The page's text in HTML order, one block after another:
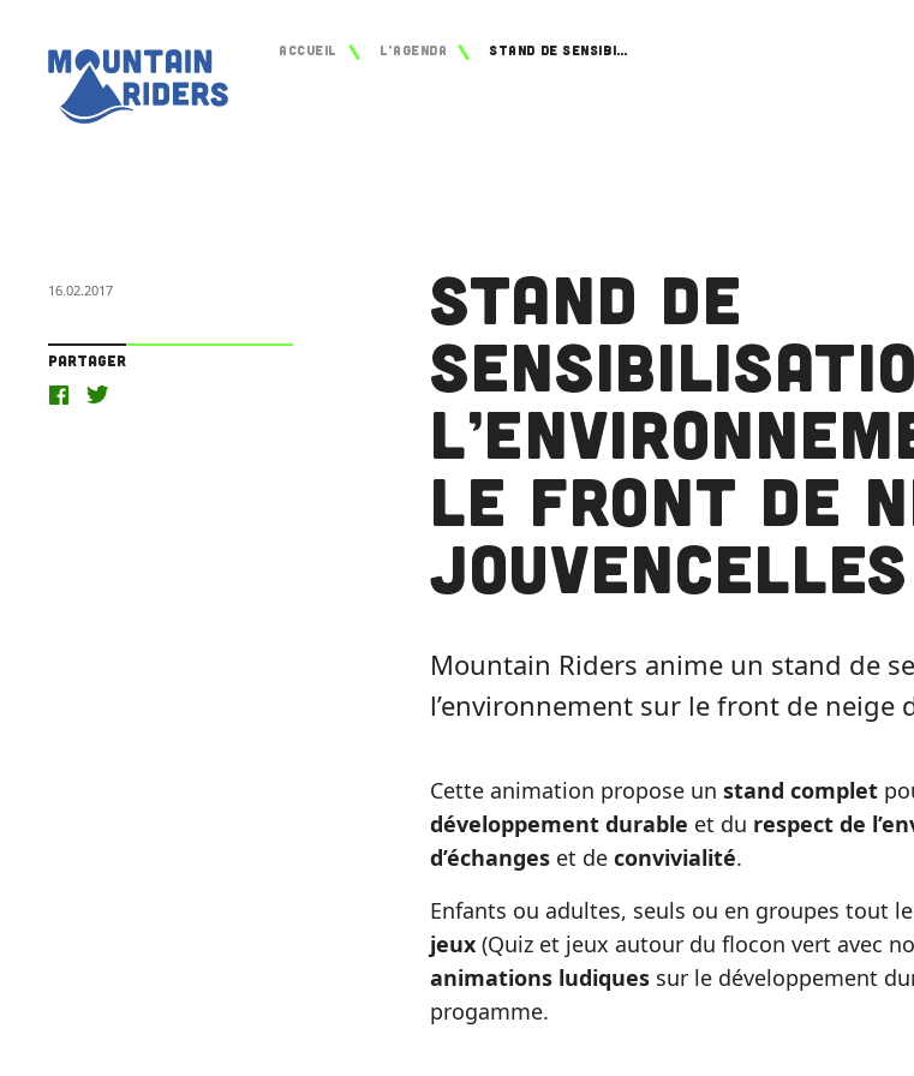
Accueil L’agenda Stand de sensibilisation à l’environnement sur le front de neige des Jouvencelles
16.02.2017
Partager
Stand de
le front de
Jouvencelles
Mountain Riders anime un stand de
l’environnement sur le front de neige
Cette animation propose un stand complet
développement durable et du respect de
d’échanges et de convivialité.
Enfants ou adultes, seuls ou en groupes tout
jeux (Quiz et jeux autour du flocon vert avec
animations ludiques sur le développement
progamme.